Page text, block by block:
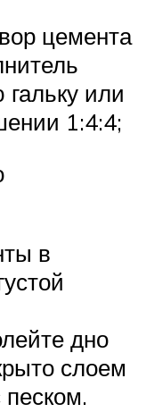
цемента
или
1:4:4;
в
дно
слоем